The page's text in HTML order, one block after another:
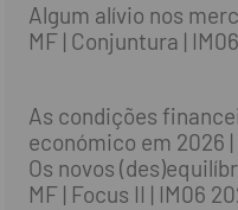
Algum alívio nos
MF | Conjuntura |
As condições
económico em 2026 |
Os novos
MF | Focus II | IM06